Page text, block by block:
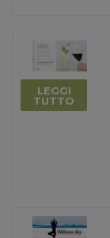
LEGGI
TUTTO